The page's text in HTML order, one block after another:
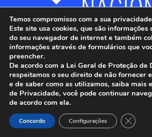
ANFIP - Associação Nacional dos
Fiscais da Receita Federal do
Todos os Direitos
Temos compromisso com a sua
Este site usa cookies, que são
do seu navegador de internet e também
informações através de formulários que
preencher.
De acordo com a Lei Geral de Proteção de
respeitamos o seu direito de não fornecer
e de saber como as utilizamos, saiba mais
de Privacidade, você pode continuar
de acordo com ela.
Concordo Configurações Close